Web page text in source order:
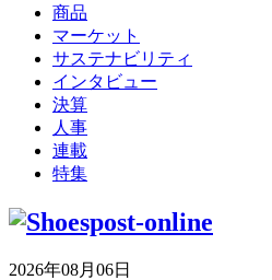
商品
マーケット
サステナビリティ
インタビュー
決算
人事
連載
特集
2026年08月06日